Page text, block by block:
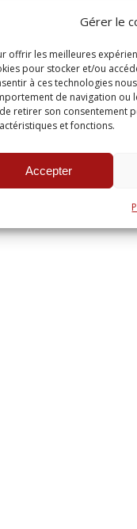
Gérer le
offrir les meilleures
pour stocker et/ou
à ces technologies
de navigation ou
retirer son consentement
et fonctions.
Accepter